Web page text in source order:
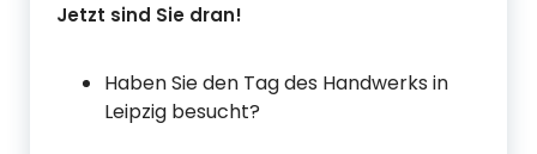
Jetzt sind Sie dran!
Haben Sie den Tag des Handwerks in
Leipzig besucht?